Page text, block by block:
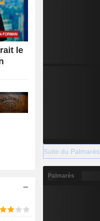
le
Suite du Palmarès
Palmarès